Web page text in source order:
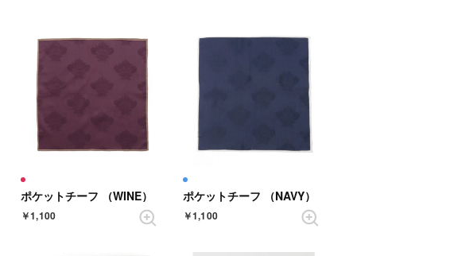
ポケットチーフ （WINE）
￥1,100
ポケットチーフ （NAVY）
￥1,100